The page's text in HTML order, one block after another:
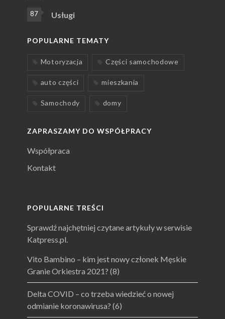
87 Usługi
POPULARNE TEMATY
Motoryzacja Części samochodowe
auto części mieszkania
Samochody domy
ZAPRASZAMY DO WSPÓŁPRACY
Współpraca
Kontakt
POPULARNE TREŚCI
Sprawdź najchętniej czytane artykuły w serwisie
Katpress.pl.
Vito Bambino – kim jest nowy członek Męskie
Granie Orkiestra 2021? (8)
Delta COVID – co trzeba wiedzieć o nowej
odmianie koronawirusa? (6)